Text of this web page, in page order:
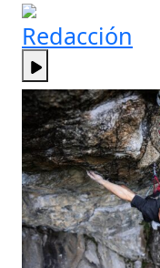
Redacción